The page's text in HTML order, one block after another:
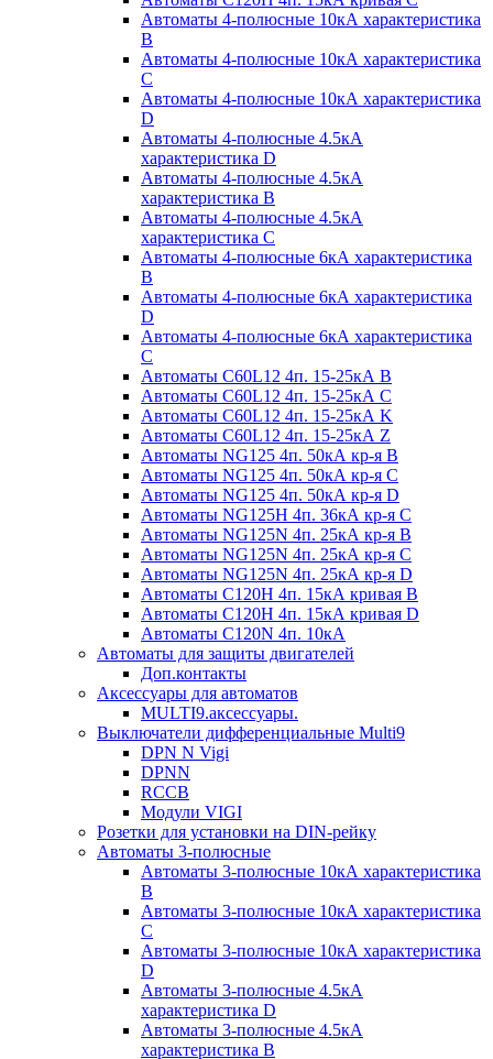
Автоматы 4-полюсные 10кА характеристика
B
Автоматы 4-полюсные 10кА характеристика
C
Автоматы 4-полюсные 10кА характеристика
D
Автоматы 4-полюсные 4.5кА
характеристика D
Автоматы 4-полюсные 4.5кА
характеристика В
Автоматы 4-полюсные 4.5кА
характеристика С
Автоматы 4-полюсные 6кА характеристика
B
Автоматы 4-полюсные 6кА характеристика
D
Автоматы 4-полюсные 6кА характеристика
С
Автоматы C60L12 4п. 15-25кА B
Автоматы C60L12 4п. 15-25кА C
Автоматы C60L12 4п. 15-25кА K
Автоматы C60L12 4п. 15-25кА Z
Автоматы NG125 4п. 50кА кр-я B
Автоматы NG125 4п. 50кА кр-я C
Автоматы NG125 4п. 50кА кр-я D
Автоматы NG125H 4п. 36кА кр-я C
Автоматы NG125N 4п. 25кА кр-я B
Автоматы NG125N 4п. 25кА кр-я C
Автоматы NG125N 4п. 25кА кр-я D
Автоматы С120H 4п. 15кА кривая B
Автоматы С120H 4п. 15кА кривая D
Автоматы С120N 4п. 10кА
Автоматы для защиты двигателей
Доп.контакты
Аксессуары для автоматов
MULTI9.аксессуары.
Выключатели дифференциальные Multi9
DPN N Vigi
DPNN
RCCB
Модули VIGI
Розетки для установки на DIN-рейку
Автоматы 3-полюсные
Автоматы 3-полюсные 10кА характеристика
B
Автоматы 3-полюсные 10кА характеристика
C
Автоматы 3-полюсные 10кА характеристика
D
Автоматы 3-полюсные 4.5кА
характеристика D
Автоматы 3-полюсные 4.5кА
характеристика В